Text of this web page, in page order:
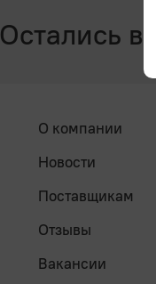
Остались
О компании
Новости
Поставщикам
Отзывы
Вакансии